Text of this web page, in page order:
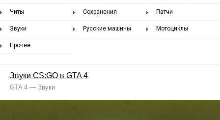
Читы Сохранения Патчи
Звуки Русские машины Мотоциклы
Прочее
Звуки CS:GO в GTA 4
GTA 4 — Звуки